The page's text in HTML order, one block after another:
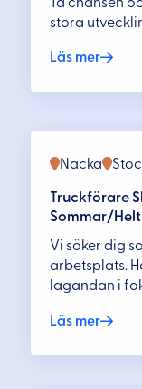
stora
Läs mer
Nacka
Truckförare
Sommar/
Vi söker dig
arbetsplats.
lagandan i
Läs mer